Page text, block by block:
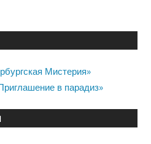
Мистерия»
в парадиз»